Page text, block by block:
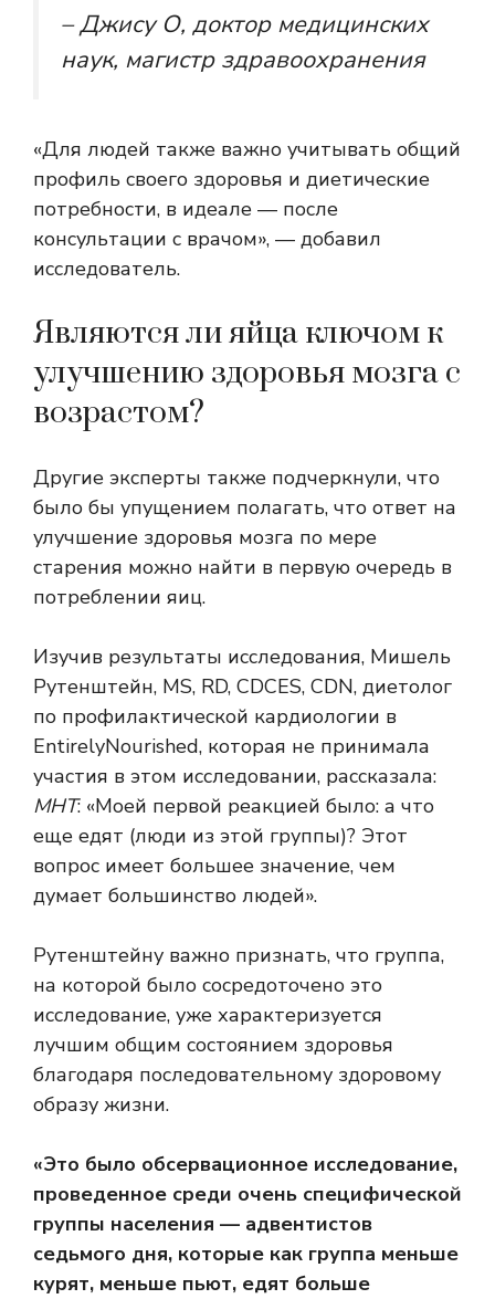
– Джису О, доктор медицинских
наук, магистр здравоохранения
«Для людей также важно учитывать общий
профиль своего здоровья и диетические
потребности, в идеале — после
консультации с врачом», — добавил
исследователь.
Являются ли яйца ключом к
улучшению здоровья мозга с
возрастом?
Другие эксперты также подчеркнули, что
было бы упущением полагать, что ответ на
улучшение здоровья мозга по мере
старения можно найти в первую очередь в
потреблении яиц.
Изучив результаты исследования, Мишель
Рутенштейн, MS, RD, CDCES, CDN, диетолог
по профилактической кардиологии в
EntirelyNourished, которая не принимала
участия в этом исследовании, рассказала:
МНТ: «Моей первой реакцией было: а что
еще едят (люди из этой группы)? Этот
вопрос имеет большее значение, чем
думает большинство людей».
Рутенштейну важно признать, что группа,
на которой было сосредоточено это
исследование, уже характеризуется
лучшим общим состоянием здоровья
благодаря последовательному здоровому
образу жизни.
«Это было обсервационное исследование,
проведенное среди очень специфической
группы населения — адвентистов
седьмого дня, которые как группа меньше
курят, меньше пьют, едят больше